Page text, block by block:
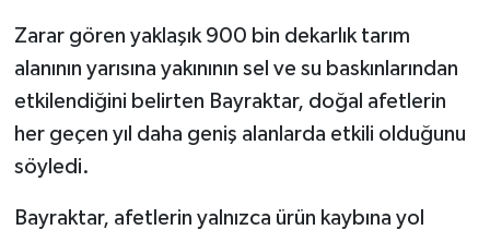
Zarar gören yaklaşık 900 bin dekarlık tarım
alanının yarısına yakınının sel ve su baskınlarından
etkilendiğini belirten Bayraktar, doğal afetlerin
her geçen yıl daha geniş alanlarda etkili olduğunu
söyledi.
Bayraktar, afetlerin yalnızca ürün kaybına yol